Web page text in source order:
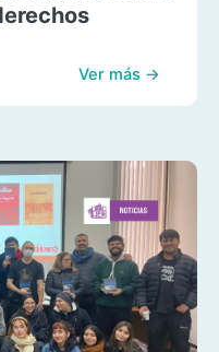
Ver más →